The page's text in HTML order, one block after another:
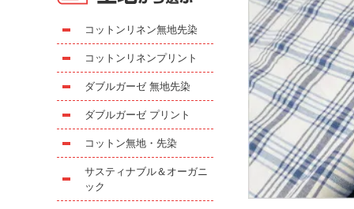
コットンリネン無地先染
コットンリネンプリント
ダブルガーゼ 無地先染
ダブルガーゼ プリント
コットン無地・先染
サスティナブル＆オーガニ
ック